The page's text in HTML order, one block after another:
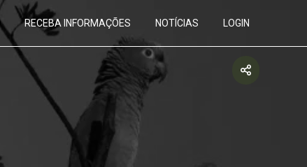
RECEBA INFORMAÇÕES NOTÍCIAS LOGIN